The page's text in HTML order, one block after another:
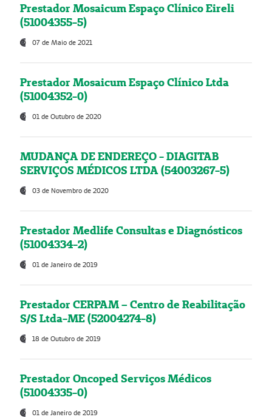
Prestador Mosaicum Espaço Clínico Eireli
(51004355-5)
07 de Maio de 2021
Prestador Mosaicum Espaço Clínico Ltda
(51004352-0)
01 de Outubro de 2020
MUDANÇA DE ENDEREÇO - DIAGITAB
SERVIÇOS MÉDICOS LTDA (54003267-5)
03 de Novembro de 2020
Prestador Medlife Consultas e Diagnósticos
(51004334-2)
01 de Janeiro de 2019
Prestador CERPAM – Centro de Reabilitação
S/S Ltda-ME (52004274-8)
18 de Outubro de 2019
Prestador Oncoped Serviços Médicos
(51004335-0)
01 de Janeiro de 2019